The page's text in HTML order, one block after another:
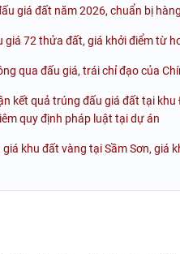
giá đất năm 2026, chuẩn bị
giá 72 thửa đất, giá khởi điểm từ
qua đấu giá, trái chỉ đạo của
kết quả trúng đấu giá đất tại
quy định pháp luật tại dự án
khu đất vàng tại Sầm Sơn, giá